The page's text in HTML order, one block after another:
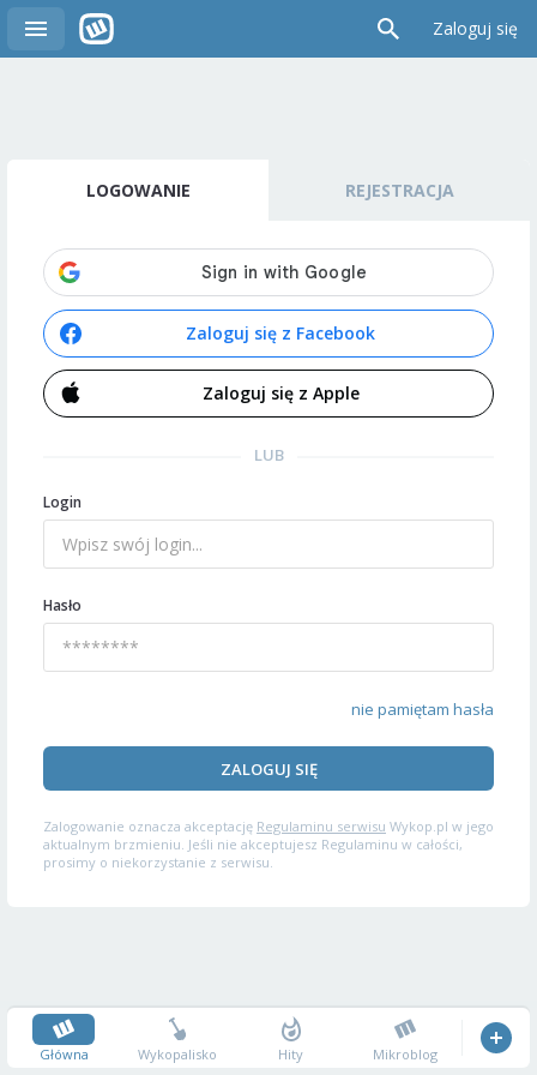
Zaloguj się
LOGOWANIE REJESTRACJA
Zaloguj się z Facebook
Zaloguj się z Apple
LUB
Login
Hasło
nie pamiętam hasła
ZALOGUJ SIĘ
Zalogowanie oznacza akceptację Regulaminu serwisu Wykop.pl w jego
aktualnym brzmieniu. Jeśli nie akceptujesz Regulaminu w całości,
prosimy o niekorzystanie z serwisu.
Główna Wykopalisko Hity Mikroblog